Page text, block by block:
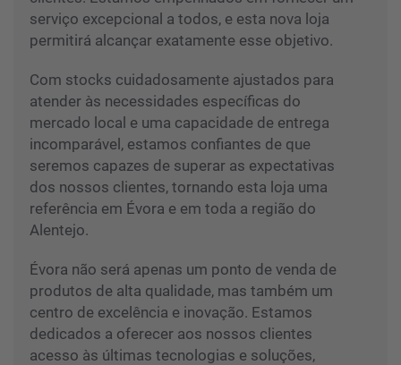
serviço excepcional a todos, e esta nova loja
permitirá alcançar exatamente esse objetivo.
Com stocks cuidadosamente ajustados para
atender às necessidades específicas do
mercado local e uma capacidade de entrega
incomparável, estamos confiantes de que
seremos capazes de superar as expectativas
dos nossos clientes, tornando esta loja uma
referência em Évora e em toda a região do
Alentejo.
Évora não será apenas um ponto de venda de
produtos de alta qualidade, mas também um
centro de excelência e inovação. Estamos
dedicados a oferecer aos nossos clientes
acesso às últimas tecnologias e soluções,